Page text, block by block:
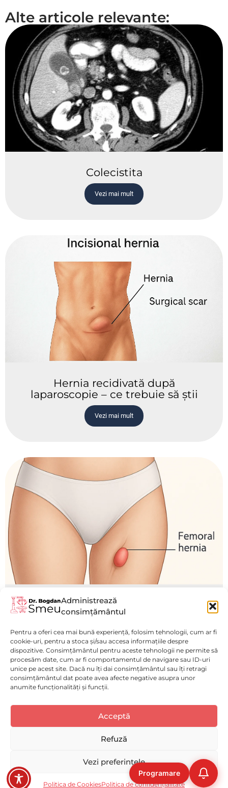
Administrează
consimțământul
Pentru a oferi cea mai bună experiență, folosim tehnologii, cum ar fi
cookie-uri, pentru a stoca și/sau accesa informațiile despre
dispozitive. Consimțământul pentru aceste tehnologii ne permite să
procesăm date, cum ar fi comportamentul de navigare sau ID-uri
unice pe acest site. Dacă nu îți dai consimțământul sau îți retragi
consimțământul dat poate avea afecte negative asupra unor
anumite funcționalități și funcții.
Acceptă
Refuză
Vezi preferințele
Politica de CookiesPolitica de confidențialitate
Alte articole relevante:
Colecistita
Vezi mai mult
Hernia recidivată după
laparoscopie – ce trebuie să știi
Vezi mai mult
Hernia femurală la femei: cauze,
simptome și opțiuni de tratament
Vezi mai mult
Copyright © 2023-2026 DR SMEU MEDSERV S.R.L, CUI: 43755062,
Programare
Cum ți-ai evalua experiența pe acest website?
o
1
la
Foarte bună
Următoarea